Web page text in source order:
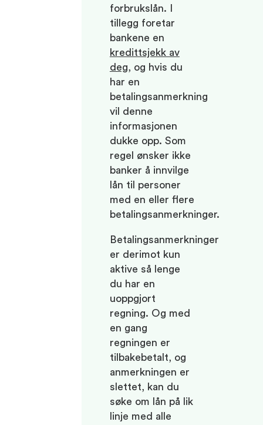
forbrukslån. I
tillegg foretar
bankene en
kredittsjekk av
deg, og hvis du
har en
betalingsanmerkning
vil denne
informasjonen
dukke opp. Som
regel ønsker ikke
banker å innvilge
lån til personer
med en eller flere
betalingsanmerkninger.
Betalingsanmerkninger
er derimot kun
aktive så lenge
du har en
uoppgjort
regning. Og med
en gang
regningen er
tilbakebetalt, og
anmerkningen er
slettet, kan du
søke om lån på lik
linje med alle